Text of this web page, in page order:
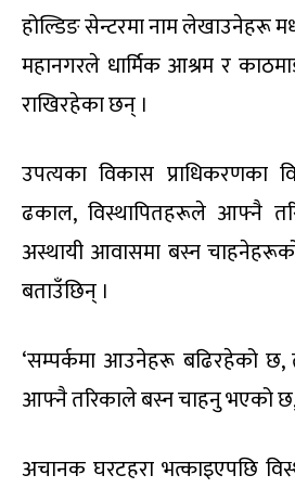
होल्डिङ सेन्टरमा नाम लेखाउनेहरू
महानगरले धार्मिक आश्रम र
राखिरहेका छन् ।
उपत्यका विकास प्राधिकरणका
ढकाल, विस्थापितहरूले आफ्नै
अस्थायी आवासमा बस्न
बताउँछिन् ।
‘सम्पर्कमा आउनेहरू बढिरहेको
आफ्नै तरिकाले बस्न चाहनु भएको
अचानक घरटहरा भत्काइएपछि